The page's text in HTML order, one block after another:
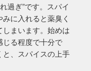
過ぎ”です。スパイ
に入れると薬臭く
まいます。始めは
じる程度で十分で
、スパイスの上手